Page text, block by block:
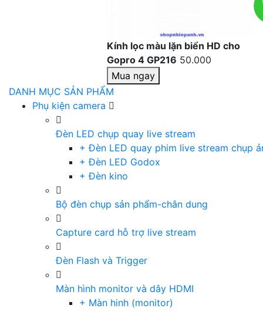
Kính lọc màu lặn biển HD cho
Gopro 4 GP216 50.000
Mua ngay
DANH MỤC SẢN PHẨM
Phụ kiện camera
Đèn LED chụp quay live stream
+ Đèn LED quay phim live stream chụp
+ Đèn LED Godox
+ Đèn kino
Bộ đèn chụp sản phẩm-chân dung
Capture card hỗ trợ live stream
Đèn Flash và Trigger
Màn hình monitor và dây HDMI
+ Màn hinh (monitor)